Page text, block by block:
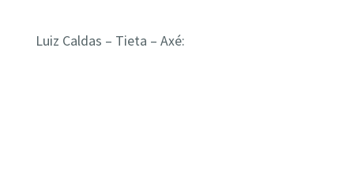
Luiz Caldas – Tieta – Axé: